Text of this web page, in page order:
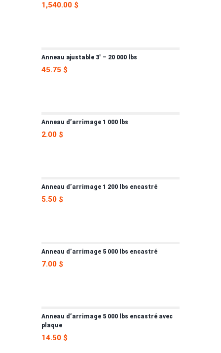
1,540.00 $
Anneau ajustable 3″ – 20 000 lbs
45.75 $
Anneau d’arrimage 1 000 lbs
2.00 $
Anneau d’arrimage 1 200 lbs encastré
5.50 $
Anneau d’arrimage 5 000 lbs encastré
7.00 $
Anneau d’arrimage 5 000 lbs encastré avec
plaque
14.50 $